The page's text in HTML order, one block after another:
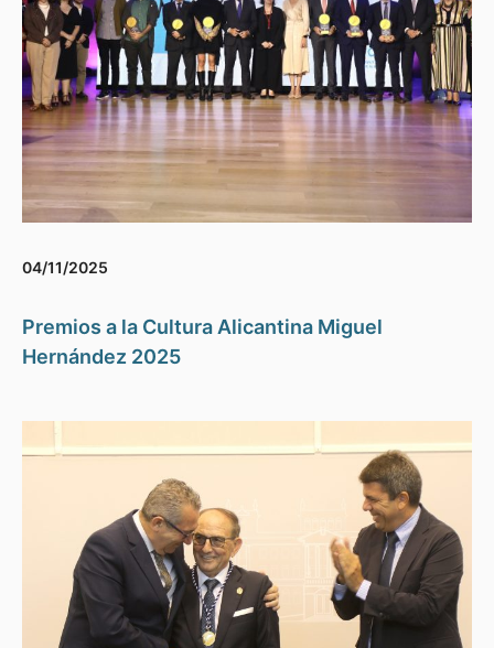
04/11/2025
Premios a la Cultura Alicantina Miguel
Hernández 2025